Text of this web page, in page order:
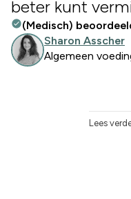
beter kunt
(Medisch)
Sharon Asscher
Algemeen
Lees